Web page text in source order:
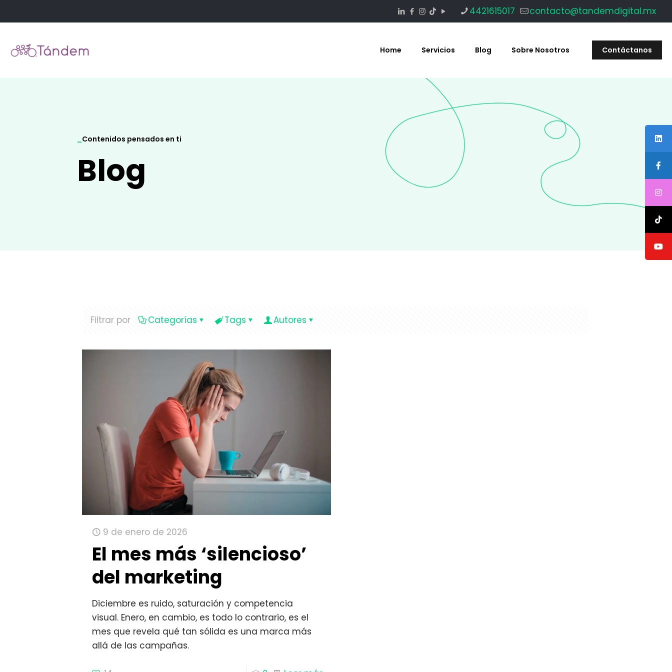
4421615017 contacto@tandemdigital.mx
Home Servicios Blog Sobre Nosotros Contáctanos
_Contenidos pensados en ti
Blog
Filtrar por Categorías Tags Autores
9 de enero de 2026
El mes más ‘silencioso’
del marketing
Diciembre es ruido, saturación y competencia
visual. Enero, en cambio, es todo lo contrario, es el
mes que revela qué tan sólida es una marca más
allá de las campañas.